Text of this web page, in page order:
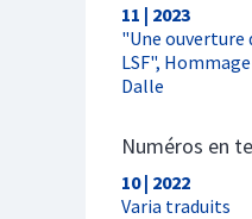
11 | 2023
"Une ouverture
LSF",
Dalle
Numéros en
10 | 2022
Varia traduits